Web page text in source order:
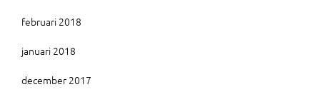
februari 2018
januari 2018
december 2017